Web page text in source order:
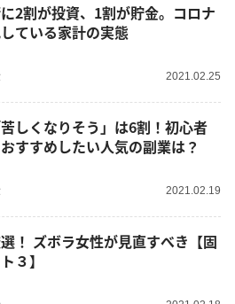
2割が投資、1割が貯金。コロナ
ている家計の実態
2021.02.25
しくなりそう」は6割！初心者
すすめしたい人気の副業は？
2021.02.19
！ ズボラ女性が見直すべき【固
３】